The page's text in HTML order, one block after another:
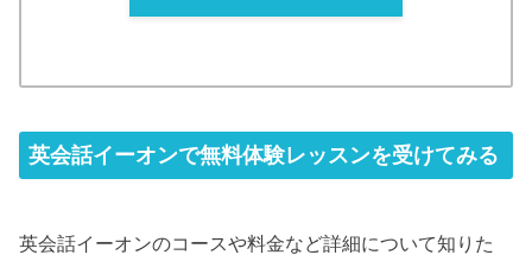
英会話イーオンで無料体験レッスンを受けてみる
英会話イーオンのコースや料金など詳細について知りた